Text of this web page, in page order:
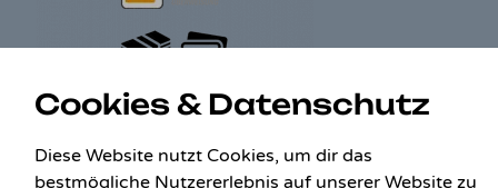
KONTAKT
Cookies & Datenschutz
Diese Website nutzt Cookies, um dir das
bestmögliche Nutzererlebnis auf unserer Website zu